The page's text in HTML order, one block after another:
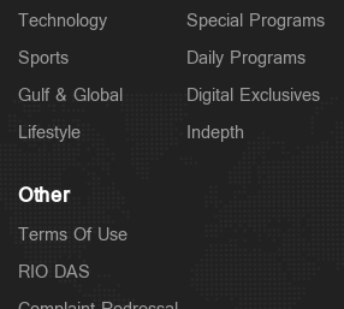
Technology
Sports
Gulf & Global
Lifestyle
Special Programs
Daily Programs
Digital Exclusives
Indepth
Other
Terms Of Use
RIO DAS